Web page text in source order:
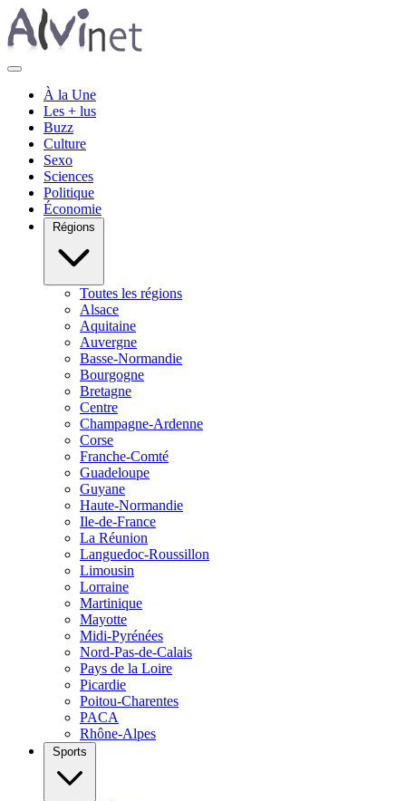
À la Une
Les + lus
Buzz
Culture
Sexo
Sciences
Politique
Économie
Régions
Toutes les régions
Alsace
Aquitaine
Auvergne
Basse-Normandie
Bourgogne
Bretagne
Centre
Champagne-Ardenne
Corse
Franche-Comté
Guadeloupe
Guyane
Haute-Normandie
Ile-de-France
La Réunion
Languedoc-Roussillon
Limousin
Lorraine
Martinique
Mayotte
Midi-Pyrénées
Nord-Pas-de-Calais
Pays de la Loire
Picardie
Poitou-Charentes
PACA
Rhône-Alpes
Sports